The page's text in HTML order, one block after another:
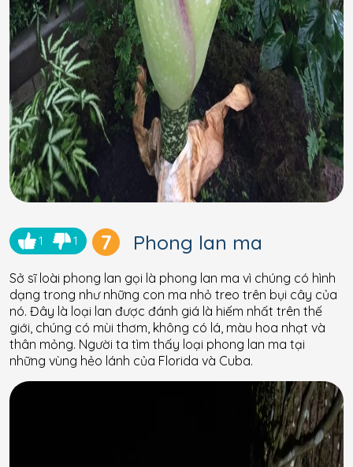
1 1 7 Phong lan ma
Sở sĩ loài phong lan gọi là phong lan ma vì chúng có hình
dạng trong như những con ma nhỏ treo trên bụi cây của
nó. Đây là loại lan được đánh giá là hiếm nhất trên thế
giới, chúng có mùi thơm, không có lá, màu hoa nhạt và
thân mỏng. Người ta tìm thấy loại phong lan ma tại
những vùng hẻo lánh của Florida và Cuba.